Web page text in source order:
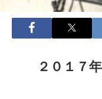
２０１７